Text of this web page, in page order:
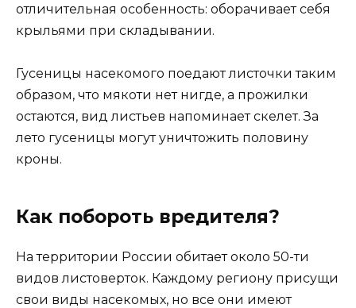
отличительная особенность: оборачивает себя
крыльями при складывании.
Гусеницы насекомого поедают листочки таким
образом, что мякоти нет нигде, а прожилки
остаются, вид листьев напоминает скелет. За
лето гусеницы могут уничтожить половину
кроны.
Как побороть вредителя?
На территории России обитает около 50-ти
видов листоверток. Каждому региону присущи
свои виды насекомых, но все они имеют